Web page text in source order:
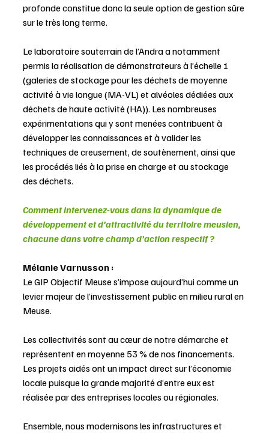
profonde constitue donc la seule option de gestion sûre
sur le très long terme.
Le laboratoire souterrain de l’Andra a notamment
permis la réalisation de démonstrateurs à l’échelle 1
(galeries de stockage pour les déchets de moyenne
activité à vie longue (MA-VL) et alvéoles dédiées aux
déchets de haute activité (HA)). Les nombreuses
expérimentations qui y sont menées contribuent à
développer les connaissances et à valider les
techniques de creusement, de soutènement, ainsi que
les procédés liés à la prise en charge et au stockage
des déchets.
Comment intervenez-vous dans la dynamique de
développement et d’attractivité du territoire meusien,
chacune dans votre champ d’action respectif ?
Mélanie Varnusson :
Le GIP Objectif Meuse s’impose aujourd’hui comme un
levier majeur de l’investissement public en milieu rural en
Meuse.
Les collectivités sont au cœur de notre démarche et
représentent en moyenne 53 % de nos financements.
Les projets aidés ont un impact direct sur l’économie
locale puisque la grande majorité d’entre eux est
réalisée par des entreprises locales ou régionales.
Ensemble, nous modernisons les infrastructures et